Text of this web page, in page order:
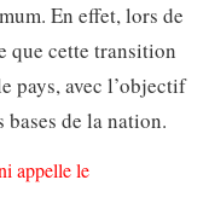
En effet, lors de
que cette transition
pays, avec l’objectif
bases de la nation.
appelle le